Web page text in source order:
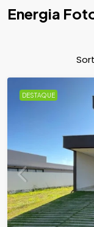
Energia
DESTAQUE